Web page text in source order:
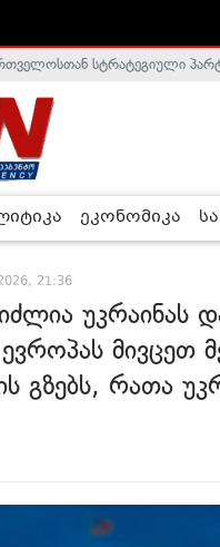
დე-ფაქტო მთავრობა
სტრატეგიული
ეკონომიკა
2026, 21:36
უკრაინას
მივცეთ
გზებს, რათა